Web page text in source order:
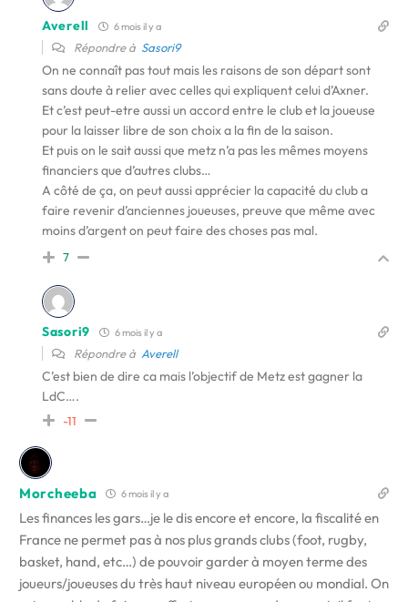
Averell 6 mois il y a
Répondre à Sasori9
On ne connaît pas tout mais les raisons de son départ sont
sans doute à relier avec celles qui expliquent celui d’Axner.
Et c’est peut-etre aussi un accord entre le club et la joueuse
pour la laisser libre de son choix a la fin de la saison.
Et puis on le sait aussi que metz n’a pas les mêmes moyens
financiers que d’autres clubs…
A côté de ça, on peut aussi apprécier la capacité du club a
faire revenir d’anciennes joueuses, preuve que même avec
moins d’argent on peut faire des choses pas mal.
7
Sasori9 6 mois il y a
Répondre à Averell
C’est bien de dire ca mais l’objectif de Metz est gagner la
LdC….
-11
Morcheeba 6 mois il y a
Les finances les gars…je le dis encore et encore, la fiscalité en
France ne permet pas à nos plus grands clubs (foot, rugby,
basket, hand, etc…) de pouvoir garder à moyen terme des
joueurs/joueuses du très haut niveau européen ou mondial. On